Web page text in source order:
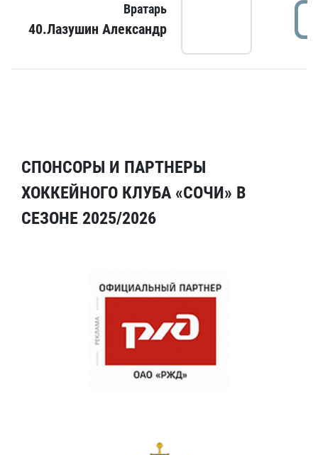
Вратарь
40.Лазушин Александр
СПОНСОРЫ И ПАРТНЕРЫ
ХОККЕЙНОГО КЛУБА «СОЧИ» В
СЕЗОНЕ 2025/2026